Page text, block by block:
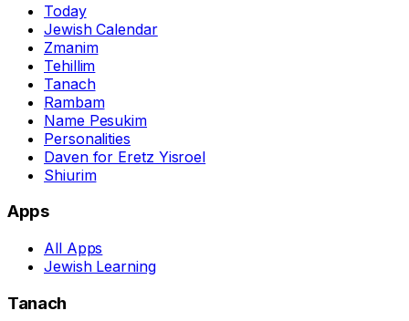
Today
Jewish Calendar
Zmanim
Tehillim
Tanach
Rambam
Name Pesukim
Personalities
Daven for Eretz Yisroel
Shiurim
Apps
All Apps
Jewish Learning
Tanach